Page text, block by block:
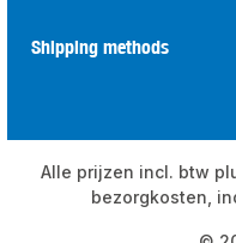
Shipping methods
Alle prijzen incl. btw
bezorgkosten,